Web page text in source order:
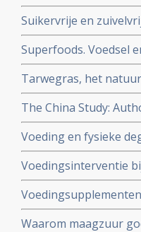
Suikervrije en
Superfoods. Voedsel
Tarwegras, het
The China Study:
Voeding en fysieke
Voedingsinterventie
bioloog drs. E. Valstar.
vitamines, mineralen
Waarom maagzuur